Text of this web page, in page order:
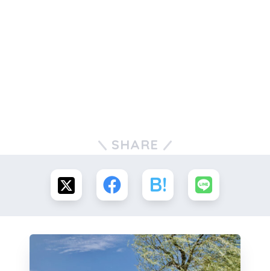
SHARE